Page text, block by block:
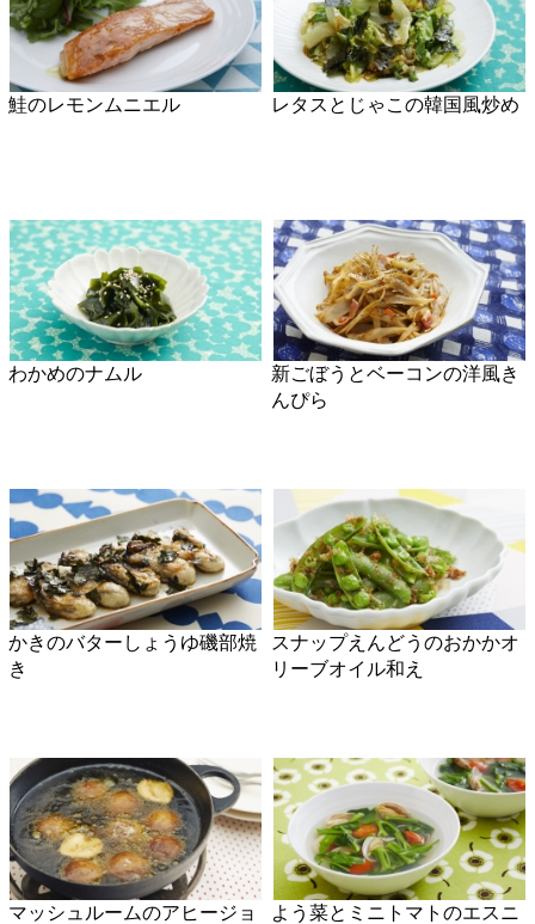
添え
まいたけパワーでお肉がふっ 焼きまいたけ汁
梨と大根の水キムチ風 春菊のジェノベーゼソース